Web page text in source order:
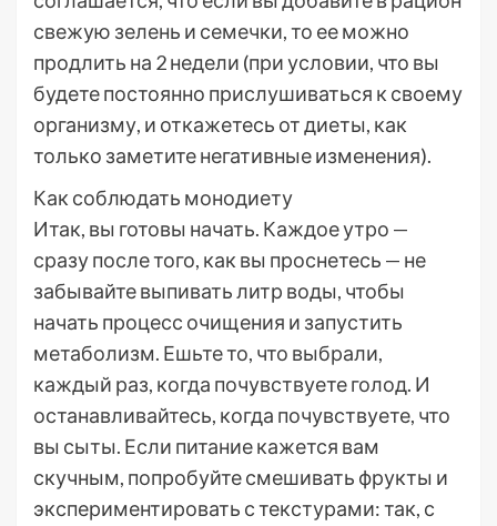
свежую зелень и семечки, то ее можно
продлить на 2 недели (при условии, что вы
будете постоянно прислушиваться к своему
организму, и откажетесь от диеты, как
только заметите негативные изменения).
Как соблюдать монодиету
Итак, вы готовы начать. Каждое утро —
сразу после того, как вы проснетесь — не
забывайте выпивать литр воды, чтобы
начать процесс очищения и запустить
метаболизм. Ешьте то, что выбрали,
каждый раз, когда почувствуете голод. И
останавливайтесь, когда почувствуете, что
вы сыты. Если питание кажется вам
скучным, попробуйте смешивать фрукты и
экспериментировать с текстурами: так, с